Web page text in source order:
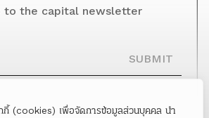
กกี้ (cookies) เพื่อจัดการข้อมูลส่วนบุคคล นำ
to the capital newsletter
SUBMIT